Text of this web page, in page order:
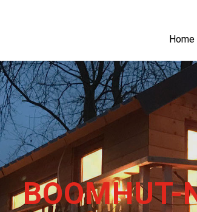
Home
BOOMHUT-